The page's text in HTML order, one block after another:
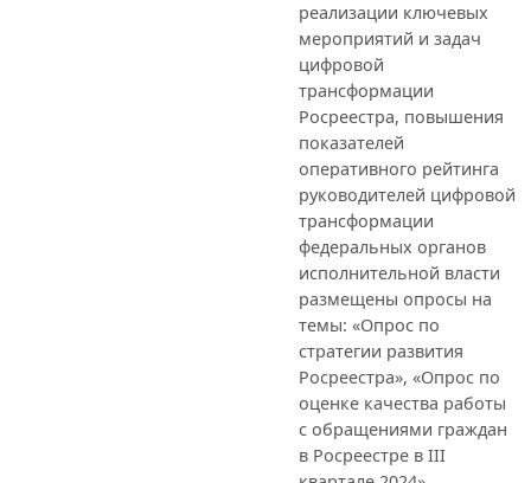
реализации ключевых
мероприятий и задач
цифровой
трансформации
Росреестра, повышения
показателей
оперативного рейтинга
руководителей цифровой
трансформации
федеральных органов
исполнительной власти
размещены опросы на
темы: «Опрос по
стратегии развития
Росреестра», «Опрос по
оценке качества работы
с обращениями граждан
в Росреестре в III